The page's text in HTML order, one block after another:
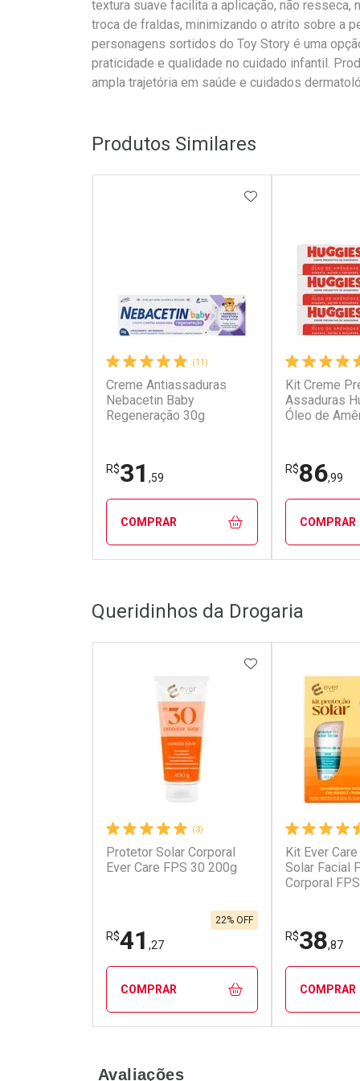
textura suave facilita a aplicação, não
troca de fraldas, minimizando o atrito sobre a
personagens sortidos do Toy Story é uma
praticidade e qualidade no cuidado infantil.
ampla trajetória em saúde e cuidados
Produtos Similares
(11)
Creme Antiassaduras
Nebacetin Baby
Regeneração 30g
R$31 ,59
ADICIONAR AOS
COMPRAR
Laboratório
Ativar Desconto
Por R$ 31,59/cada
Por Menos
Por R$ 31,59/cada
Kit Creme
Assaduras
Óleo de
R$86,99
COMPRAR
Ativar
Por R$
Por
Por R$
Queridinhos da Drogaria
(3)
Protetor Solar Corporal
Ever Care FPS 30 200g
R$41 ,27
22% OFF
ADICIONAR AOS
COMPRAR
Kit Ever
Solar Facial
Corporal
R$38,87
COMPRAR
Avaliações